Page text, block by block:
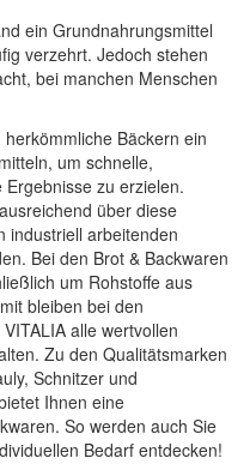
ein Grundnahrungsmittel
verzehrt. Jedoch stehen
bei manchen Menschen
Bäckern ein
um schnelle,
zu erzielen.
über diese
industriell arbeitenden
Bei den Brot & Backwaren
um Rohstoffe aus
bleiben bei den
alle wertvollen
Zu den Qualitätsmarken
Schnitzer und
Ihnen eine
So werden auch Sie
Bedarf entdecken!